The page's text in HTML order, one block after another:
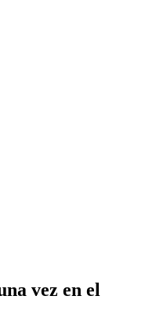
vez en el